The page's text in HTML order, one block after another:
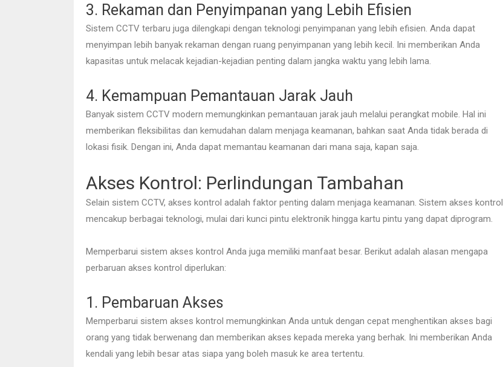
3. Rekaman dan Penyimpanan yang Lebih Efisien
Sistem CCTV terbaru juga dilengkapi dengan teknologi penyimpanan yang lebih efisien. Anda dapat
menyimpan lebih banyak rekaman dengan ruang penyimpanan yang lebih kecil. Ini memberikan Anda
kapasitas untuk melacak kejadian-kejadian penting dalam jangka waktu yang lebih lama.
4. Kemampuan Pemantauan Jarak Jauh
Banyak sistem CCTV modern memungkinkan pemantauan jarak jauh melalui perangkat mobile. Hal ini
memberikan fleksibilitas dan kemudahan dalam menjaga keamanan, bahkan saat Anda tidak berada di
lokasi fisik. Dengan ini, Anda dapat memantau keamanan dari mana saja, kapan saja.
Akses Kontrol: Perlindungan Tambahan
Selain sistem CCTV, akses kontrol adalah faktor penting dalam menjaga keamanan. Sistem akses kontrol
mencakup berbagai teknologi, mulai dari kunci pintu elektronik hingga kartu pintu yang dapat diprogram.
Memperbarui sistem akses kontrol Anda juga memiliki manfaat besar. Berikut adalah alasan mengapa
perbaruan akses kontrol diperlukan:
1. Pembaruan Akses
Memperbarui sistem akses kontrol memungkinkan Anda untuk dengan cepat menghentikan akses bagi
orang yang tidak berwenang dan memberikan akses kepada mereka yang berhak. Ini memberikan Anda
kendali yang lebih besar atas siapa yang boleh masuk ke area tertentu.